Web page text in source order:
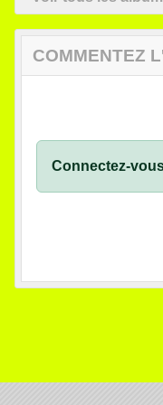
COMMENTEZ
Connectez-